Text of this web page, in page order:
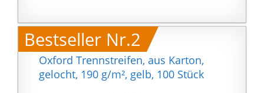
Bestseller Nr.2
Oxford Trennstreifen, aus Karton,
gelocht, 190 g/m², gelb, 100 Stück